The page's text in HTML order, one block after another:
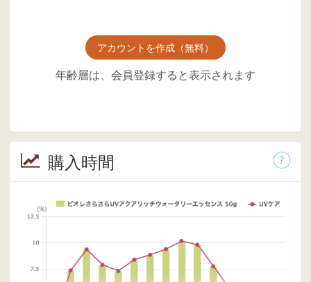
アカウントを作成（無料）
年齢層は、会員登録すると表示されます
購入時間